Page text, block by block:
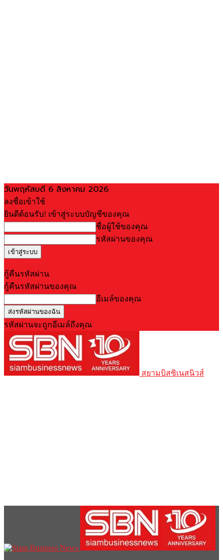
วันพฤหัสบดี 6 สิงหาคม 2026
ลงชื่อเข้าใช้
ยินดีต้อนรับ! เข้าสู่ระบบบัญชีของคุณ
ชื่อผู้ใช้ของคุณ
รหัสผ่านของคุณ
กู้คืนรหัสผ่าน
กู้คืนรหัสผ่านของคุณ
อีเมล์ของคุณ
รหัสผ่านจะถูกอีเมล์ถึงคุณ
สยามบิสซิเนสนิวส์